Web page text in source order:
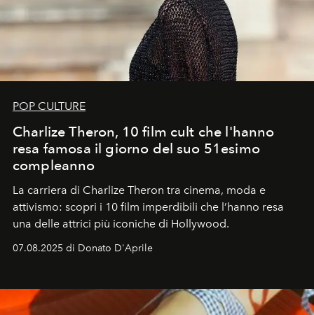
POP CULTURE
Charlize Theron, 10 film cult che l'hanno
resa famosa il giorno del suo 51esimo
compleanno
La carriera di Charlize Theron tra cinema, moda e
attivismo: scopri i 10 film imperdibili che l’hanno resa
una delle attrici più iconiche di Hollywood.
07.08.2025 di Donato D'Aprile